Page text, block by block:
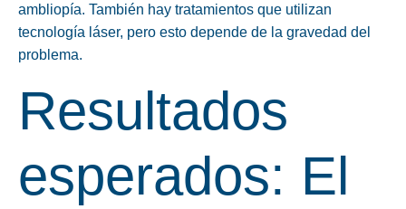
ambliopía. También hay tratamientos que utilizan
tecnología láser, pero esto depende de la gravedad del
problema.
Resultados
esperados: El